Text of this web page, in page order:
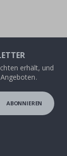
erhält, und
ABONNIEREN